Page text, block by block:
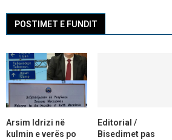
POSTIMET E FUNDIT
Arsim Idrizi në
kulmin e verës po
Editorial /
Bisedimet pas